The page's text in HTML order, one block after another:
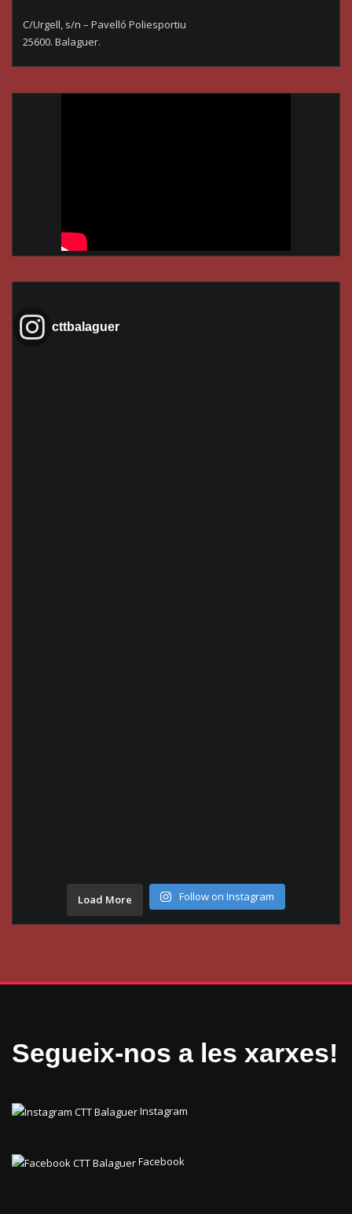
C/Urgell, s/n – Pavelló Poliesportiu
25600. Balaguer.
cttbalaguer
Load More Follow on Instagram
Segueix-nos a les xarxes!
Instagram
Facebook